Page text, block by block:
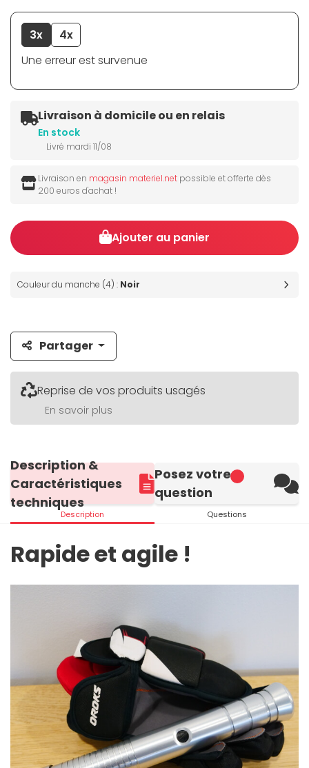
3x
4x
Une erreur est survenue
Livraison à domicile ou en relais
En stock
Livré mardi 11/08
Livraison en magasin materiel.net possible et offerte dès
200 euros d'achat !
Ajouter au panier
Couleur du manche (4) : Noir
Partager
Reprise de vos produits usagés
En savoir plus
Description &
Caractéristiques
techniques
Description
Posez votre
question
Questions
Rapide et agile !